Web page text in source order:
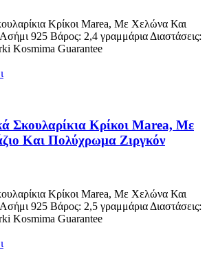
Κρίκοι Marea, Με Χελώνα Και
925 Βάρος: 2,4 γραμμάρια Διαστάσεις:
Kosmima Guarantee
Σκουλαρίκια Κρίκοι Marea, Με
Και Πολύχρωμα Ζιργκόν
Κρίκοι Marea, Με Χελώνα Και
925 Βάρος: 2,5 γραμμάρια Διαστάσεις:
Kosmima Guarantee